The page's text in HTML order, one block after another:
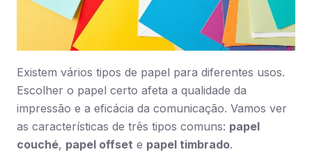
Existem vários tipos de papel para diferentes usos.
Escolher o papel certo afeta a qualidade da
impressão e a eficácia da comunicação. Vamos ver
as características de três tipos comuns: papel
couché, papel offset e papel timbrado.